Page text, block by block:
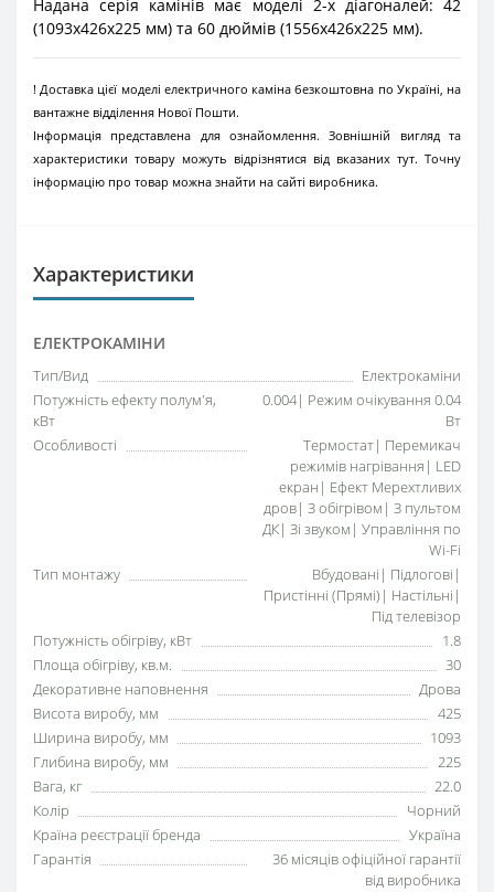
Надана серія камінів має моделі 2-х діагоналей: 42
(1093x426x225 мм) та 60 дюймів (1556x426x225 мм).
! Доставка цієї моделі електричного каміна безкоштовна по Україні, на
вантажне відділення Нової Пошти.
Інформація представлена для ознайомлення. Зовнішній вигляд та
характеристики товару можуть відрізнятися від вказаних тут. Точну
інформацію про товар можна знайти на сайті виробника.
Характеристики
ЕЛЕКТРОКАМІНИ
Тип/Вид
Електрокаміни
Потужність ефекту полум'я,
кВт
0.004| Режим очікування 0.04
Вт
Особливості
Термостат| Перемикач
режимів нагрівання| LED
екран| Ефект Мерехтливих
дров| З обігрівом| З пультом
ДК| Зі звуком| Управління по
Wi-Fi
Тип монтажу
Вбудовані| Підлогові|
Пристінні (Прямі)| Настільні|
Під телевізор
Потужність обігріву, кВт
1.8
Площа обігріву, кв.м.
30
Декоративне наповнення
Дрова
Висота виробу, мм
425
Ширина виробу, мм
1093
Глибина виробу, мм
225
Вага, кг
22.0
Колір
Чорний
Країна реєстрації бренда
Україна
Гарантія
36 місяців офіційної гарантії
від виробника